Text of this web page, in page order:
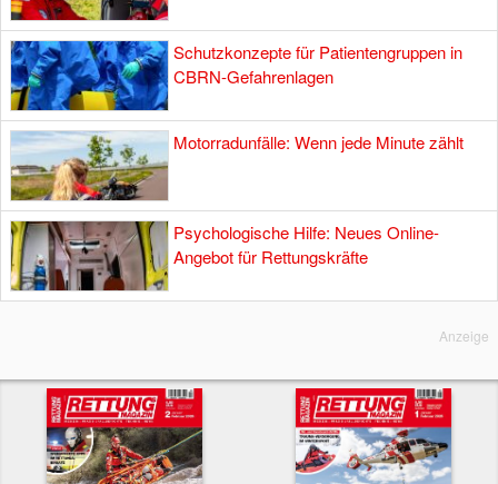
Schutzkonzepte für Patientengruppen in
CBRN-Gefahrenlagen
Motorradunfälle: Wenn jede Minute zählt
Psychologische Hilfe: Neues Online-
Angebot für Rettungskräfte
Anzeige